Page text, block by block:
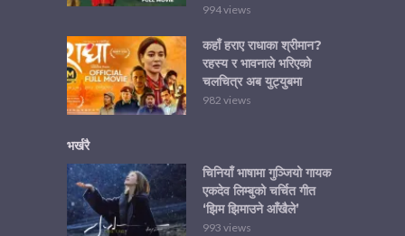
994 views
कहाँ हराए राधाका श्रीमान?
रहस्य र भावनाले भरिएको
चलचित्र अब युट्युबमा
982 views
भर्खरै
चिनियाँ भाषामा गुञ्जियो गायक
एकदेव लिम्बुको चर्चित गीत
‘झिम झिमाउने आँखैले’
993 views